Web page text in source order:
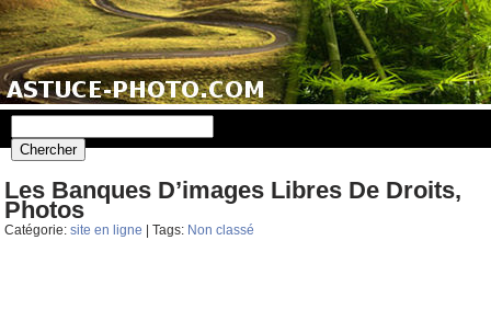
Les Banques D’images Libres De Droits,
Photos
Catégorie: site en ligne | Tags: Non classé